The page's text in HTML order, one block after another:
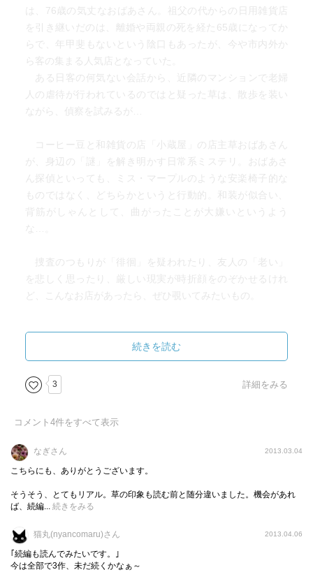
は、76歳の気丈なおばあさん。祖父の代からの日用雑貨店
を引き継いだのは、離婚や両親の死を経た65歳になってか
らで、年甲斐もないという陰口もあったが、今や市内外か
ら客の集まる人気店となっていた。
ある日客の何気ない会話から、近隣のマンションで老婦
人の虐待が行われているのではと疑った草は、散歩を装い
ながら、偵察を試みるが…
コーヒー豆と和雑貨の店「小蔵屋」の店主草おばあさん
が、身辺の「謎」を解き明かす日常系ミステリ。おばあさ
ん探偵といっても、ミス・マープルのような安楽椅子的な
ものではなく、どちらかというと行動的。和装が似合い、
背筋がしゃんとして、曲がったことが大嫌いというよう
な…。
捜査のつもりが「徘徊」を疑われたり、友人の「老い」
を悲しく思ったり、厳しい現実が時折顔をのぞかせるけれ
ど、こんなお店があったら、ぜひ覗いてみたいもの。
続きを読む
3 詳細をみる
コメント 4件をすべて表示
なぎさん 2013.03.04
こちらにも、ありがとうございます。
そうそう、とてもリアル。草の印象も読む前と随分違いました。機会があれ
ば、続編... 続きをみる
猫丸(nyancomaru)さん 2013.04.06
｢続編も読んでみたいです。｣
今は全部で3作、未だ続くかなぁ～